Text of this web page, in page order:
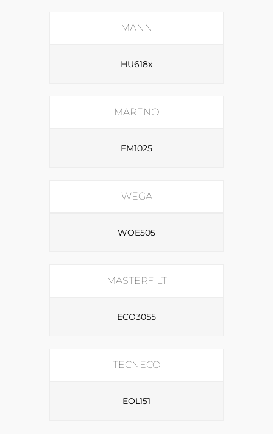
MANN
HU618x
MARENO
EM1025
WEGA
WOE505
MASTERFILT
ECO3055
TECNECO
EOL151